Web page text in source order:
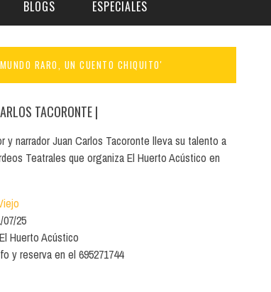
| La Laguna
Deporte y Naturaleza
BLOGS ESPECIALES
FESTIVAL BOREAL 2026
XXVII VERANO DE CUENTO
RARO, UN CUENTO CHIQUITO'
TACORONTE|
y narrador Juan Carlos Tacoronte lleva su talento a
Teatrales que organiza El Huerto Acústico en
07/25
Huerto Acústico
y reserva en el 695271744